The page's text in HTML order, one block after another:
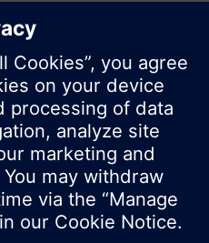
Division,
variera mellan